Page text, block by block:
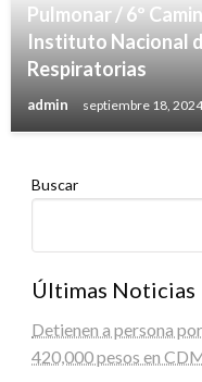
Pulmonar / 6º
Instituto Nacional
Respiratorias
admin septiembre 18, 2024
Buscar
Últimas Noticias
Detienen a persona
420,000 pesos en